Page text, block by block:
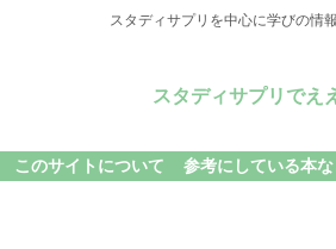
スタディサプリを中心に学びの情
スタディサプリでえ
このサイトについて 参考にしている本